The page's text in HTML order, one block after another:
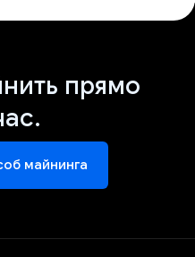
прямо
майнинга